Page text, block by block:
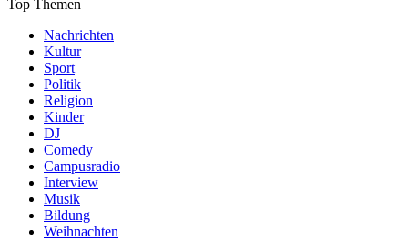
Top Themen
Nachrichten
Kultur
Sport
Politik
Religion
Kinder
DJ
Comedy
Campusradio
Interview
Musik
Bildung
Weihnachten